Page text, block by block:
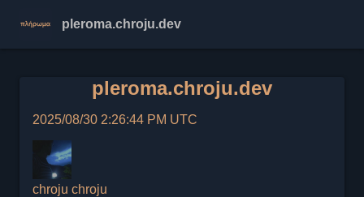
pleroma.chroju.dev
pleroma.chroju.dev
2025/08/30 2:26:44 PM UTC
chroju chroju